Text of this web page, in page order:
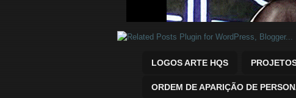
Quadrinhos Marvel e DC para baixar.
LOGOS ARTE HQS
ORDEM DE APARIÇÃO DE